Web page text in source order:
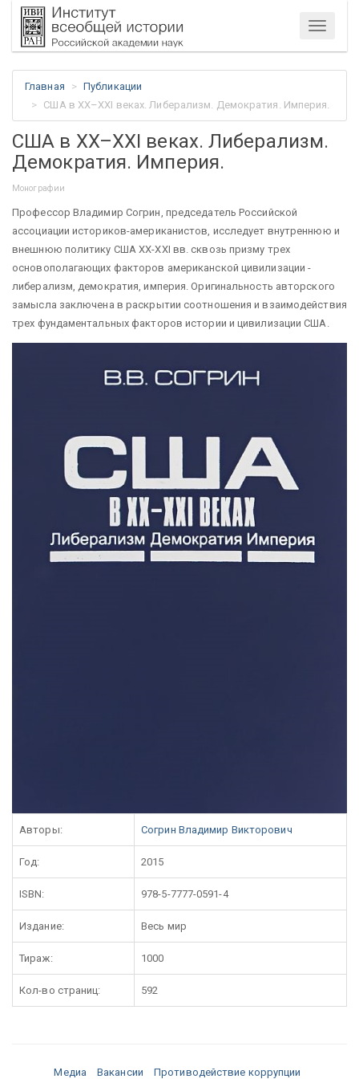
Меню
Главная
Публикации
США в XX–XXI веках. Либерализм. Демократия. Империя.
США в XX–XXI веках. Либерализм.
Демократия. Империя.
Монографии
Профессор Владимир Согрин, председатель Российской
ассоциации историков-американистов, исследует внутреннюю и
внешнюю политику США XX-XXI вв. сквозь призму трех
основополагающих факторов американской цивилизации -
либерализм, демократия, империя. Оригинальность авторского
замысла заключена в раскрытии соотношения и взаимодействия
трех фундаментальных факторов истории и цивилизации США.
Авторы: Согрин Владимир Викторович
Год: 2015
ISBN: 978-5-7777-0591-4
Издание: Весь мир
Тираж: 1000
Кол-во страниц: 592
Медиа Вакансии Противодействие коррупции